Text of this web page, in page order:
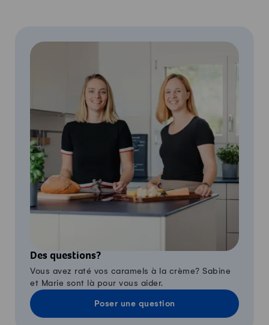
Des questions?
Vous avez raté vos caramels à la crème? Sabine
et Marie sont là pour vous aider.
Poser une question